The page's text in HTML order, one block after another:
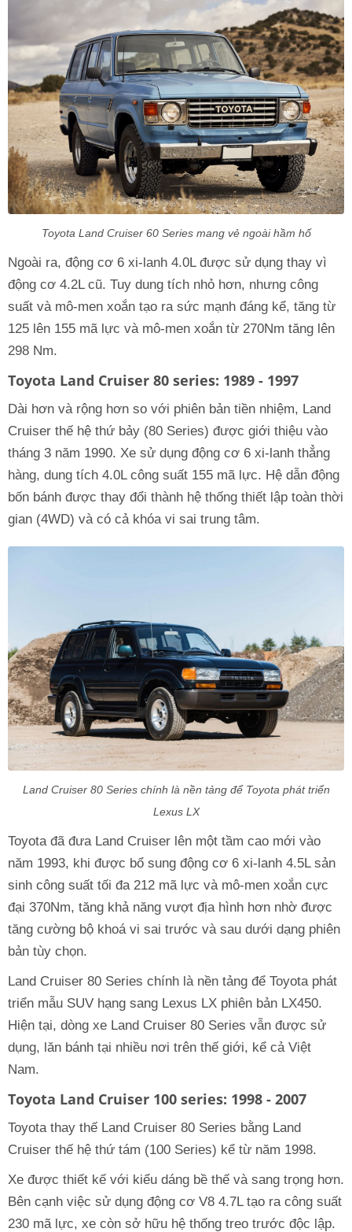
Toyota Land Cruiser 60 Series mang vẻ ngoài hầm hố
Ngoài ra, động cơ 6 xi-lanh 4.0L được sử dụng thay vì
động cơ 4.2L cũ. Tuy dung tích nhỏ hơn, nhưng công
suất và mô-men xoắn tạo ra sức mạnh đáng kể, tăng từ
125 lên 155 mã lực và mô-men xoắn từ 270Nm tăng lên
298 Nm.
Toyota Land Cruiser 80 series: 1989 - 1997
Dài hơn và rộng hơn so với phiên bản tiền nhiệm, Land
Cruiser thế hệ thứ bảy (80 Series) được giới thiệu vào
tháng 3 năm 1990. Xe sử dụng động cơ 6 xi-lanh thẳng
hàng, dung tích 4.0L công suất 155 mã lực. Hệ dẫn động
bốn bánh được thay đổi thành hệ thống thiết lập toàn thời
gian (4WD) và có cả khóa vi sai trung tâm.
Land Cruiser 80 Series chính là nền tảng để Toyota phát triển
Lexus LX
Toyota đã đưa Land Cruiser lên một tầm cao mới vào
năm 1993, khi được bổ sung động cơ 6 xi-lanh 4.5L sản
sinh công suất tối đa 212 mã lực và mô-men xoắn cực
đại 370Nm, tăng khả năng vượt địa hình hơn nhờ được
tăng cường bộ khoá vi sai trước và sau dưới dạng phiên
bản tùy chọn.
Land Cruiser 80 Series chính là nền tảng để Toyota phát
triển mẫu SUV hạng sang Lexus LX phiên bản LX450.
Hiện tại, dòng xe Land Cruiser 80 Series vẫn được sử
dụng, lăn bánh tại nhiều nơi trên thế giới, kể cả Việt
Nam.
Toyota Land Cruiser 100 series: 1998 - 2007
Toyota thay thế Land Cruiser 80 Series bằng Land
Cruiser thế hệ thứ tám (100 Series) kể từ năm 1998.
Xe được thiết kế với kiểu dáng bề thế và sang trọng hơn.
Bên cạnh việc sử dụng động cơ V8 4.7L tạo ra công suất
230 mã lực, xe còn sở hữu hệ thống treo trước độc lập.